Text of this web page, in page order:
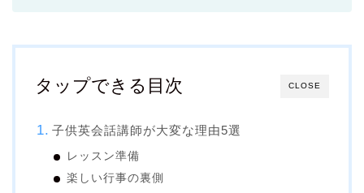
CLOSE
タップできる目次
子供英会話講師が大変な理由5選
レッスン準備
楽しい行事の裏側